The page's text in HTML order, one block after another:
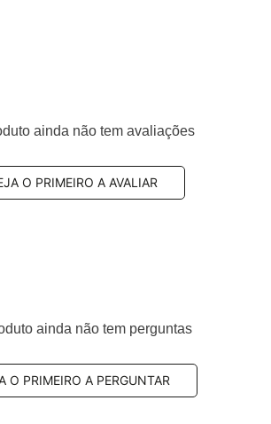
ainda não tem avaliações
O PRIMEIRO A AVALIAR
ainda não tem perguntas
O PRIMEIRO A PERGUNTAR